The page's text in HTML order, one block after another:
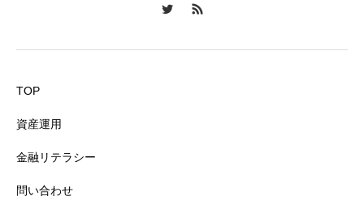
TOP
資産運用
金融リテラシー
問い合わせ